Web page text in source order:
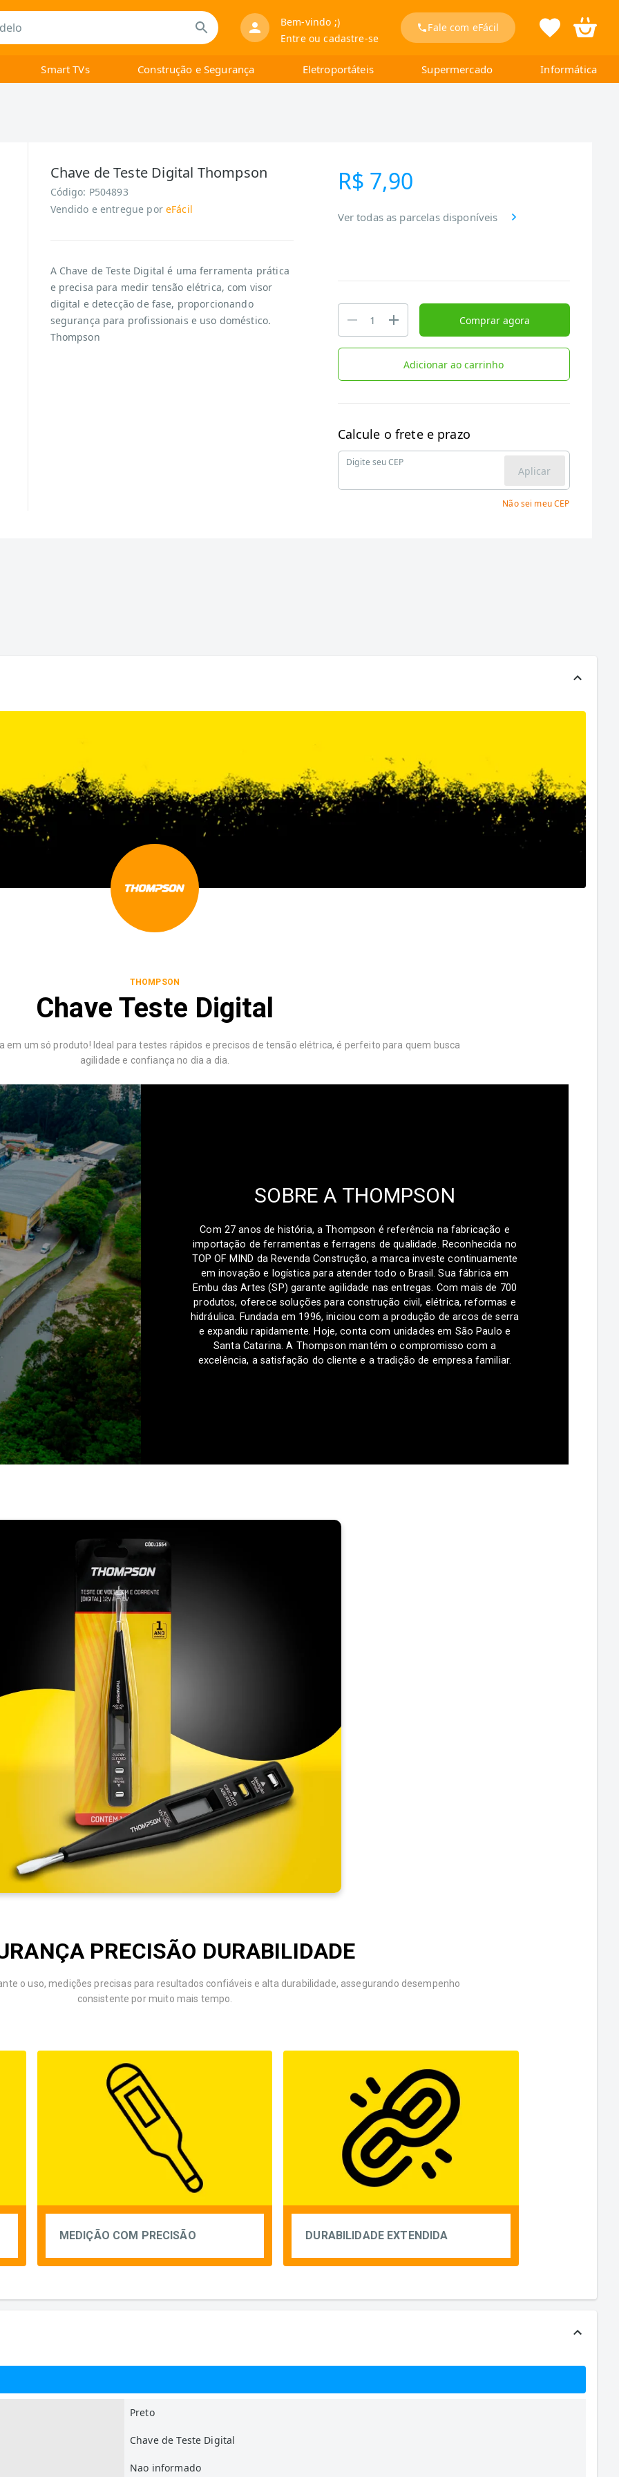
Bem-vindo ;)
Entre ou cadastre-se
Fale com eFácil
Smart TVs Construção e Segurança Eletroportáteis Supermercado Informática
Chave de Teste Digital Thompson
Código: P504893
Vendido e entregue por eFácil
A Chave de Teste Digital é uma ferramenta prática
e precisa para medir tensão elétrica, com visor
digital e detecção de fase, proporcionando
segurança para profissionais e uso doméstico.
Thompson
R$ 7,90
Ver todas as parcelas disponíveis
Comprar agora
Adicionar ao carrinho
Calcule o frete e prazo
Digite seu CEP
Aplicar
Não sei meu CEP
THOMPSON
Chave Teste Digital
em um só produto! Ideal para testes rápidos e precisos de tensão elétrica, é perfeito para quem busca
agilidade e confiança no dia a dia.
SOBRE A THOMPSON
Com 27 anos de história, a Thompson é referência na fabricação e
importação de ferramentas e ferragens de qualidade. Reconhecida no
TOP OF MIND da Revenda Construção, a marca investe continuamente
em inovação e logística para atender todo o Brasil. Sua fábrica em
Embu das Artes (SP) garante agilidade nas entregas. Com mais de 700
produtos, oferece soluções para construção civil, elétrica, reformas e
hidráulica. Fundada em 1996, iniciou com a produção de arcos de serra
e expandiu rapidamente. Hoje, conta com unidades em São Paulo e
Santa Catarina. A Thompson mantém o compromisso com a
excelência, a satisfação do cliente e a tradição de empresa familiar.
EFICIÊNCIA E SEGURANÇA ELÉTRICA
prática e indispensável para medições elétricas rápidas e seguras. Conta com
digital que facilita a leitura da tensão em volts (V). Detecta corrente alternada (AC) e
(DC) com alta precisão. Construída com materiais isolantes de alta qualidade para
proteção. Ideal para uso profissional e doméstico, sendo perfeita para eletricistas e
Possui pontas metálicas resistentes que garantem contato seguro e eficiente.
e leve, é fácil de transportar e manusear. Garante segurança, praticidade e precisão
em todas as aplicações.
PRECISÃO DURABILIDADE
o uso, medições precisas para resultados confiáveis e alta durabilidade, assegurando desempenho
consistente por muito mais tempo.
MEDIÇÃO COM PRECISÃO DURABILIDADE EXTENDIDA
Preto
Chave de Teste Digital
Nao informado